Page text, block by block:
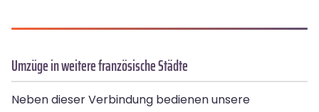
Umzüge in weitere französische Städte
Neben dieser Verbindung bedienen unsere